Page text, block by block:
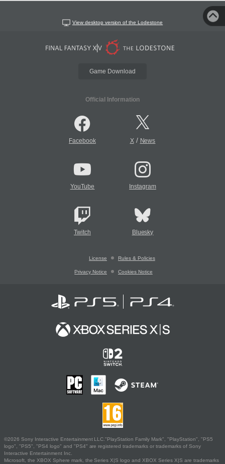
View desktop version of the Lodestone
Game Download
Official Information
Facebook X/ News
YouTube Instagram
Twitch Bluesky
License Rules & Policies
Privacy Notice Cookies Notice
©2026 Sony Interactive Entertainment LLC."PlayStation Family Mark", "PlayStation", "PS5
logo", "PS5", "PS4 logo" and "PS4" are registered trademarks or trademarks of Sony
Interactive Entertainment Inc.
Microsoft, the XBOX Sphere mark, the Series X|S logo and XBOX Series X|S are trademarks